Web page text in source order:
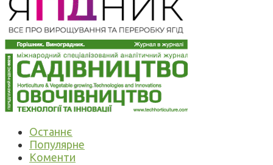
Останнє
Популярне
Коменти